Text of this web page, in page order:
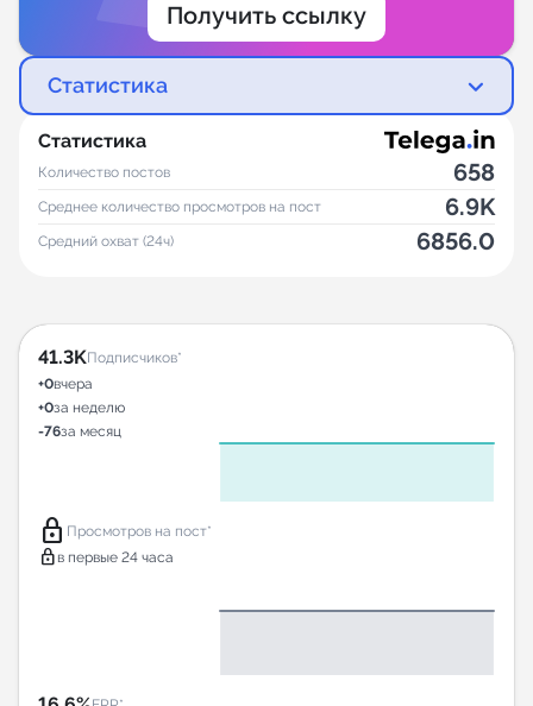
Получить ссылку
Статистика
Статистика
Количество постов 658
Среднее количество просмотров на пост 6.9K
Средний охват (24ч) 6856.0
41.3KПодписчиков*
+0вчера
+0за неделю
-76за месяц
lock Просмотров на пост*
lock в первые 24 часа